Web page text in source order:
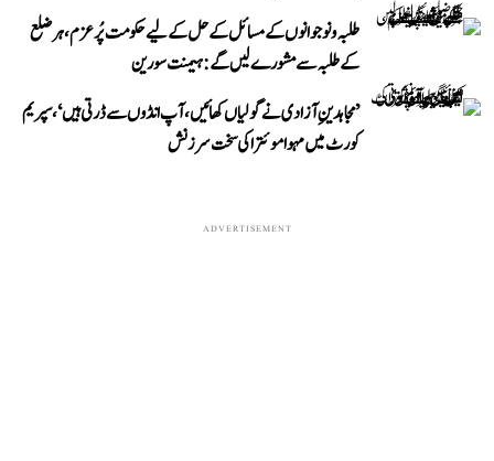
طلبہ و نوجوانوں کے مسائل کے حل کے لیے حکومت پُرعزم، ہر ضلع
کے طلبہ سے مشورے لیں گے: ہیمنت سورین
’مجاہدینِ آزادی نے گولیاں کھائیں، آپ انڈوں سے ڈرتی ہیں‘، سپریم
کورٹ میں مہوا موئترا کی سخت سرزنش
ADVERTISEMENT